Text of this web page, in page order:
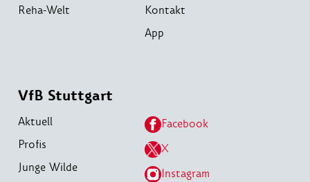
Reha-Welt
Kontakt
App
VfB Stuttgart
Aktuell
Profis
Junge Wilde
Facebook
X
Instagram